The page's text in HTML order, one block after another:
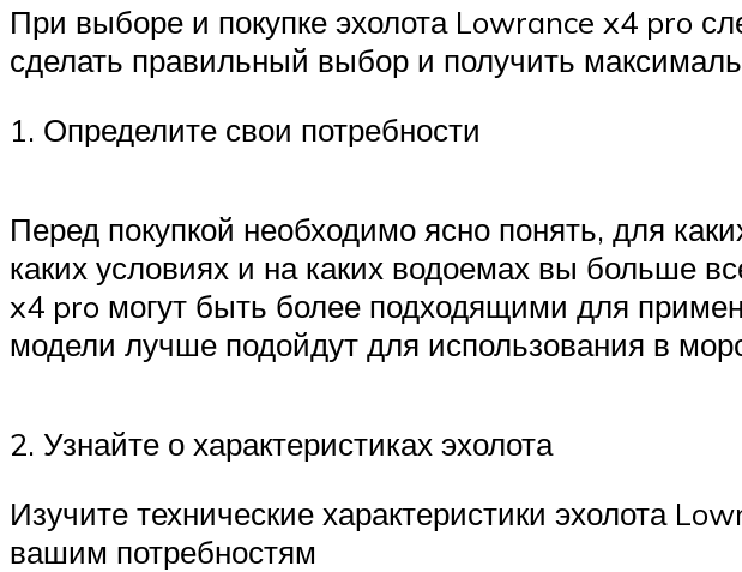
При выборе и покупке эхолота Lowrance x4 pro
сделать правильный выбор и получить
1. Определите свои потребности
Перед покупкой необходимо ясно понять, для
каких условиях и на каких водоемах вы больше
x4 pro могут быть более подходящими для
модели лучше подойдут для использования в
2. Узнайте о характеристиках эхолота
Изучите технические характеристики эхолота
вашим потребностям